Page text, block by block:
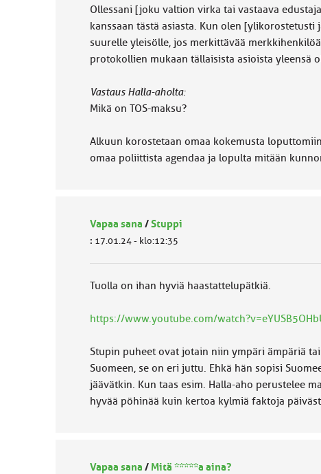
Ollessani [joku valtion virka tai vastaava
kanssaan tästä asiasta. Kun olen
suurelle yleisölle, jos merkittävää
protokollien mukaan tällaisista asioista yleensä
Vastaus Halla-aholta:
Mikä on TOS-maksu?
Alkuun korostetaan omaa kokemusta
omaa poliittista agendaa ja lopulta mitään
Vapaa sana /Stuppi
: 17.01.24 - klo:12:35
Tuolla on ihan hyviä haastattelupätkiä.
https://www.youtube.com/
Stupin puheet ovat jotain niin ympäri ämpäriä
Suomeen, se on eri juttu. Ehkä hän sopisi
jäävätkin. Kun taas esim. Halla-aho perustelee
hyvää pöhinää kuin kertoa kylmiä faktoja
Vapaa sana / Mitä *****a aina?